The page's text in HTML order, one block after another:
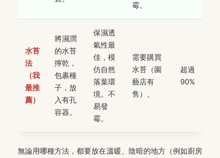
霉。
水苔
法
（我
最推
薦）
將濕潤
的水苔
擰乾，
包裹種
子，放
入有孔
容器。
保濕透
氣性最
佳，模
仿自然
落葉環
境。不
易發
霉。
需要購買
水苔（園
藝店有
售）。
超過
90%
無論用哪種方法，都要放在溫暖、陰暗的地方（例如廚房